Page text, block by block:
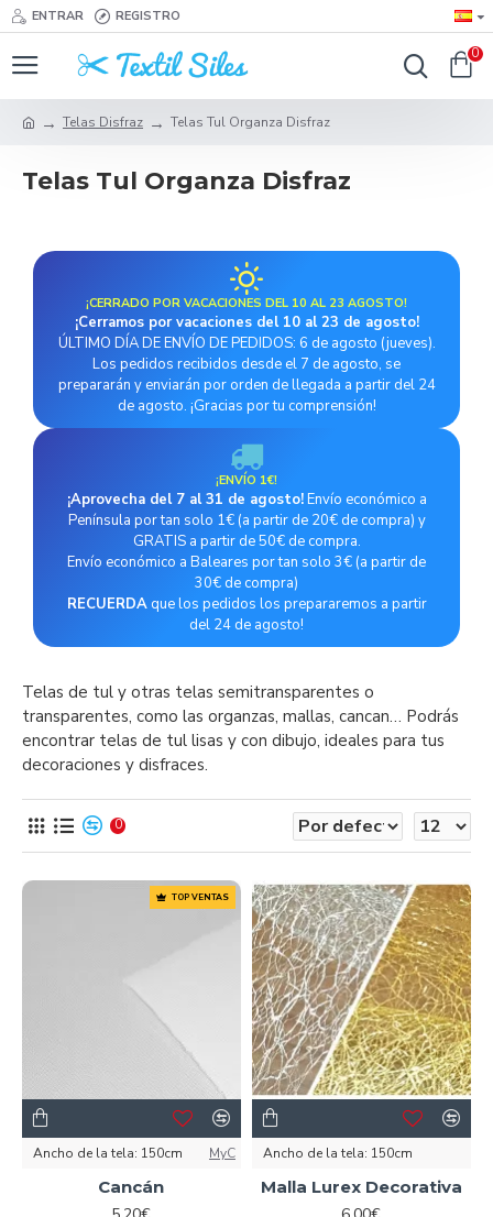
ENTRAR REGISTRO
0
Telas Disfraz Telas Tul Organza Disfraz
Telas Tul Organza Disfraz
¡CERRADO POR VACACIONES DEL 10 AL 23 AGOSTO!
¡Cerramos por vacaciones del 10 al 23 de agosto!
ÚLTIMO DÍA DE ENVÍO DE PEDIDOS: 6 de agosto (jueves).
Los pedidos recibidos desde el 7 de agosto, se
prepararán y enviarán por orden de llegada a partir del 24
de agosto. ¡Gracias por tu comprensión!
¡ENVÍO 1€!
¡Aprovecha del 7 al 31 de agosto!Envío económico a
Península por tan solo 1€ (a partir de 20€ de compra) y
GRATIS a partir de 50€ de compra.
Envío económico a Baleares por tan solo 3€ (a partir de
30€ de compra)
RECUERDAque los pedidos los prepararemos a partir
del 24 de agosto!
Telas de tul y otras telas semitransparentes o
transparentes, como las organzas, mallas, cancan… Podrás
encontrar telas de tul lisas y con dibujo, ideales para tus
decoraciones y disfraces.
0
TOP VENTAS
Ancho de la tela: 150cm MyC
Cancán
Ancho de la tela: 150cm
Malla Lurex Decorativa